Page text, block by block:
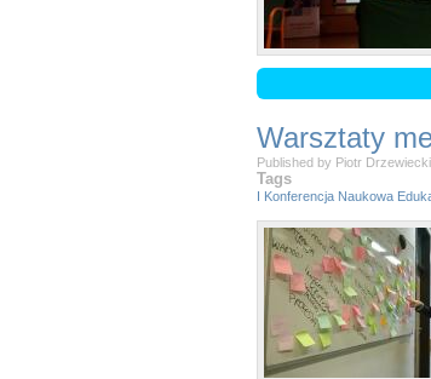
Warsztaty
Published by Piotr Drzewiecki
Tags
I Konferencja Naukowa